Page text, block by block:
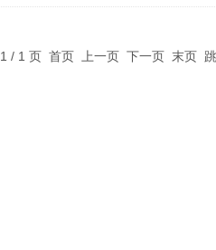
1 / 1 页 首页 上一页 下一页 末页